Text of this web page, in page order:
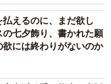
けの5歳がいるので
い」と１.４万を超え
払えるのに、まだ欲し
七夕飾り、書かれた願
には終わりがないのか